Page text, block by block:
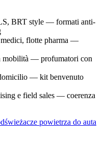
BRT style — formati anti-
medici, flotte pharma —
mobilità — profumatori con
— kit benvenuto
e field sales — coerenza
powietrza do auta